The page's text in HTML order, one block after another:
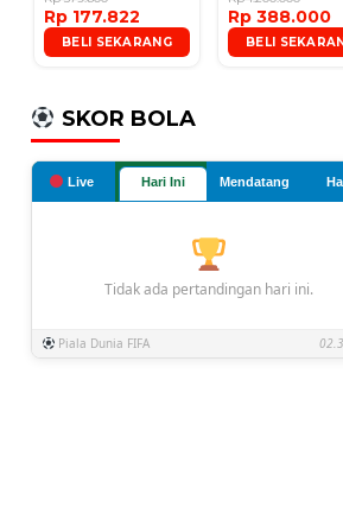
Rp 177.822
BELI SEKARANG
Microphone
Rp 388.000
BELI
SKOR BOLA
Live Hari Ini Mendatang
Tidak ada pertandingan hari ini.
Piala Dunia FIFA